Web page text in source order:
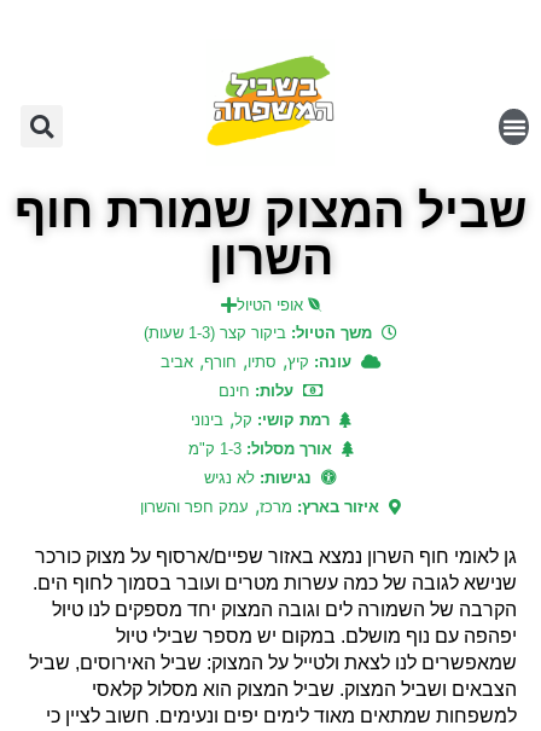
שביל המצוק שמורת חוף
השרון
אופי הטיול
משך הטיול: ביקור קצר (1-3 שעות)
עונה: קיץ, סתיו, חורף, אביב
עלות: חינם
רמת קושי: קל, בינוני
אורך מסלול:1-3 ק"מ
נגישות: לא נגיש
איזור בארץ: מרכז, עמק חפר והשרון
גן לאומי חוף השרון נמצא באזור שפיים/ארסוף על מצוק כורכר
שנישא לגובה של כמה עשרות מטרים ועובר בסמוך לחוף הים.
הקרבה של השמורה לים וגובה המצוק יחד מספקים לנו טיול
יפהפה עם נוף מושלם. במקום יש מספר שבילי טיול
שמאפשרים לנו לצאת ולטייל על המצוק: שביל האירוסים, שביל
הצבאים ושביל המצוק. שביל המצוק הוא מסלול קלאסי
למשפחות שמתאים מאוד לימים יפים ונעימים. חשוב לציין כי